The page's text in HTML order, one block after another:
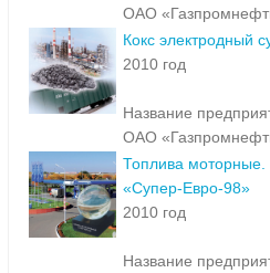
ОАО
Кокс электродный
2010 год
Название
ОАО
Топлива моторные.
«Супер-Евро-98»
2010 год
Название